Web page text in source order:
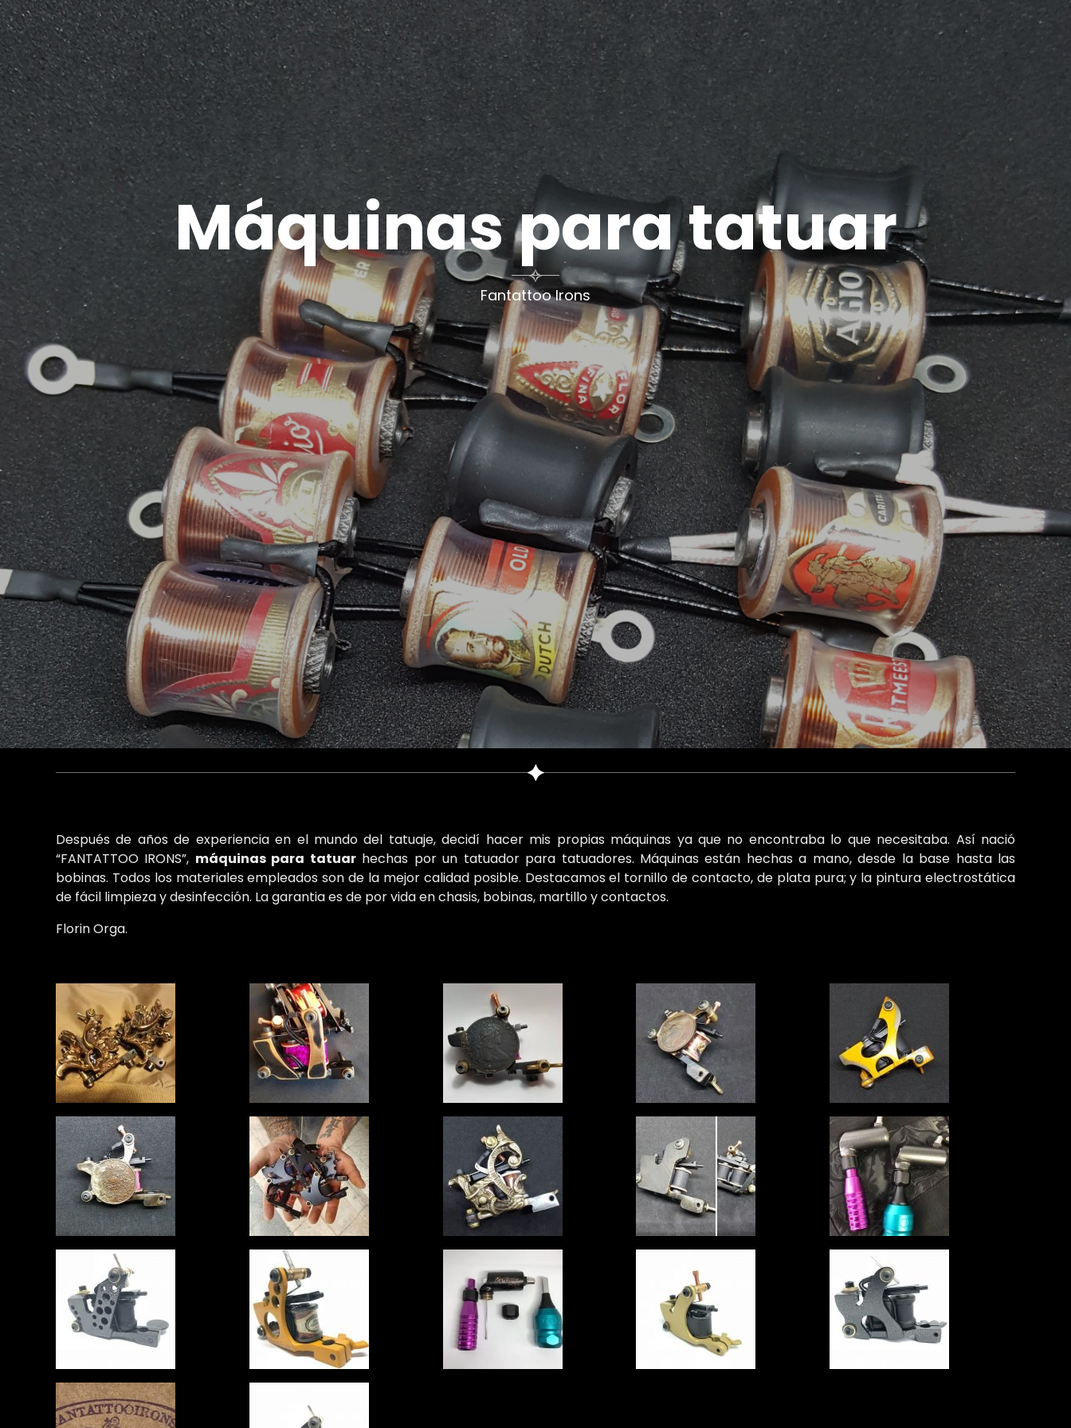
Máquinas para tatuar

Fantattoo Irons
Después de años de experiencia en el mundo del tatuaje, decidí hacer mis propias máquinas ya que no encontraba lo que necesitaba. Así nació
“FANTATTOO IRONS”, máquinas para tatuarhechas por un tatuador para tatuadores. Máquinas están hechas a mano, desde la base hasta las
bobinas. Todos los materiales empleados son de la mejor calidad posible. Destacamos el tornillo de contacto, de plata pura; y la pintura electrostática
de fácil limpieza y desinfección. La garantia es de por vida en chasis, bobinas, martillo y contactos.
Florin Orga.